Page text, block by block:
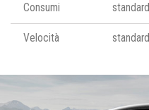
Consumi standard
Velocità standard